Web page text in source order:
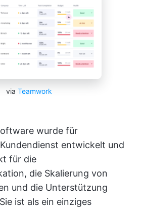
via Teamwork
wurde für
entwickelt und
für die
die Skalierung von
und die Unterstützung
ist als ein einziges